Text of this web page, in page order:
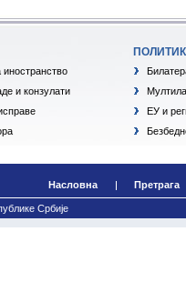
иностранство
и конзулати
ЕУ и
Насловна Претрага
Србије